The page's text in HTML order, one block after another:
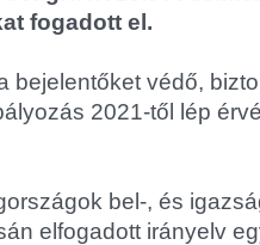
fogadott el.
bejelentőket védő,
2021-től lép
bel-, és
elfogadott irányelv